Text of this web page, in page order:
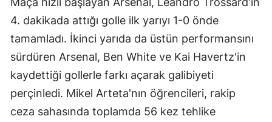
4. dakikada attığı golle ilk yarıyı 1-0 önde
tamamladı. İkinci yarıda da üstün performansını
sürdüren Arsenal, Ben White ve Kai Havertz'in
kaydettiği gollerle farkı açarak galibiyeti
perçinledi. Mikel Arteta'nın öğrencileri, rakip
ceza sahasında toplamda 56 kez tehlike